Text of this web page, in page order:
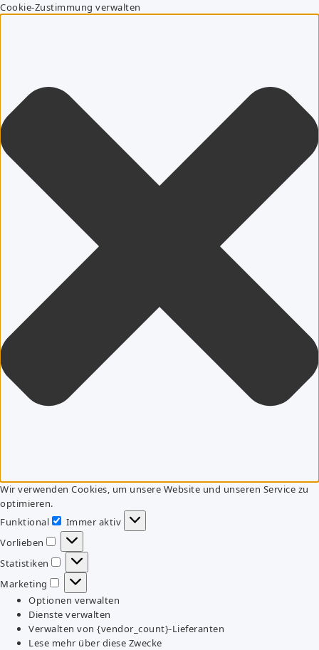
Cookie-Zustimmung verwalten
Wir verwenden Cookies, um unsere Website und unseren Service zu
optimieren.
Funktional
Funktional
Immer aktiv
Vorlieben
Vorlieben
Statistiken
Statistiken
Marketing
Marketing
Optionen verwalten
Dienste verwalten
Verwalten von {vendor_count}-Lieferanten
Lese mehr über diese Zwecke